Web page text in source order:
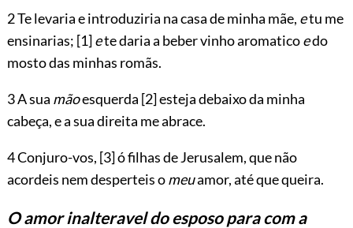
2 Te levaria e introduziria na casa de minha mãe, etu me
ensinarias; [1]ete daria a beber vinho aromaticoedo
mosto das minhas romãs.
3 A sua mãoesquerda [2]esteja debaixo da minha
cabeça, e a sua direita me abrace.
4 Conjuro-vos, [3]ó filhas de Jerusalem, que não
acordeis nem desperteis omeuamor, até que queira.
O amor inalteravel do esposo para com a